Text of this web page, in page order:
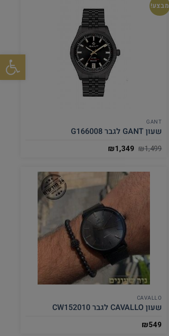
פתח
מבצע!
GANT
שעון GANT לגבר G166008
₪1,499
₪1,349
CAVALLO
שעון CAVALLO לגבר CW152010
₪549